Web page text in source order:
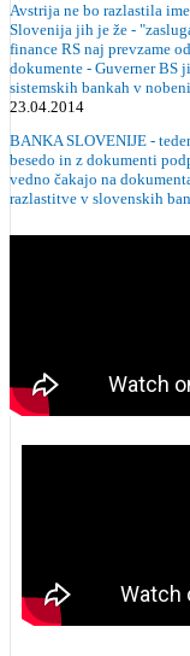
Avstrija ne bo razlastila
Slovenija jih je že -
finance RS naj prevzame
dokumente - Guverner
sistemskih bankah v
23.04.2014
BANKA SLOVENIJE -
besedo in z dokumenti
vedno čakajo na
razlastitve v slovenskih